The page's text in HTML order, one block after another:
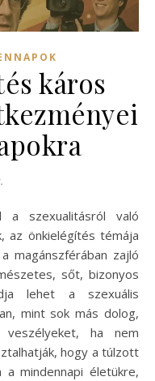
káros
az önkielégítés témája
magánszférában zajló
sőt, bizonyos
lehet a szexuális
mint sok más dolog,
ha nem
hogy a túlzott
mindennapi életükre,